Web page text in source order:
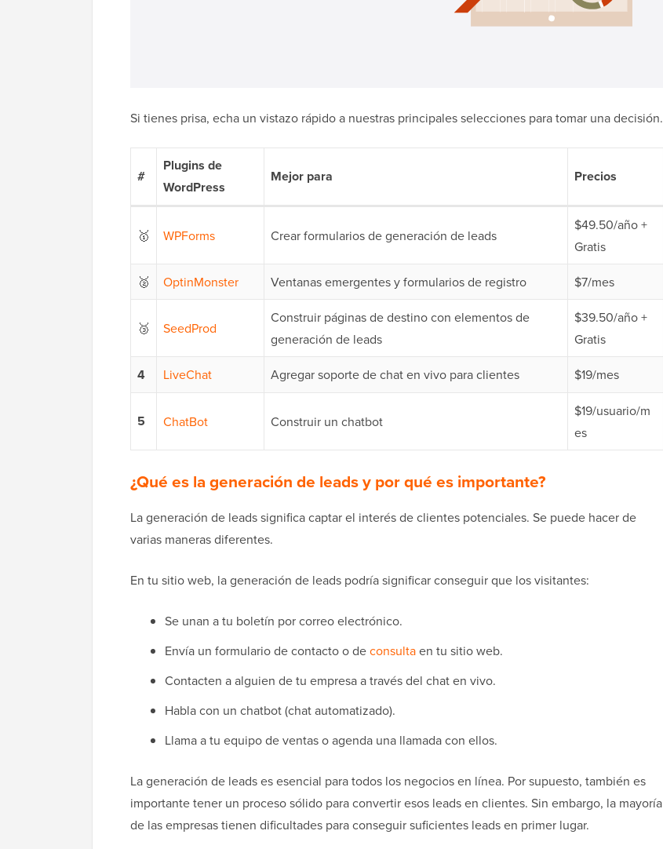
Si tienes prisa, echa un vistazo rápido a nuestras principales selecciones para tomar una decisión.
#
Plugins de
WordPress
Mejor para Precios
🥇 WPForms Crear formularios de generación de leads
$49.50/año +
Gratis
🥈 OptinMonster Ventanas emergentes y formularios de registro $7/mes
🥉 SeedProd
Construir páginas de destino con elementos de
generación de leads
$39.50/año +
Gratis
4 LiveChat Agregar soporte de chat en vivo para clientes $19/mes
5 ChatBot Construir un chatbot
$19/usuario/m
es
¿Qué es la generación de leads y por qué es importante?
La generación de leads significa captar el interés de clientes potenciales. Se puede hacer de
varias maneras diferentes.
En tu sitio web, la generación de leads podría significar conseguir que los visitantes:
Se unan a tu boletín por correo electrónico.
Envía un formulario de contacto o deconsultaen tu sitio web.
Contacten a alguien de tu empresa a través del chat en vivo.
Habla con un chatbot (chat automatizado).
Llama a tu equipo de ventas o agenda una llamada con ellos.
La generación de leads es esencial para todos los negocios en línea. Por supuesto, también es
importante tener un proceso sólido para convertir esos leads en clientes. Sin embargo, la mayoría
de las empresas tienen dificultades para conseguir suficientes leads en primer lugar.